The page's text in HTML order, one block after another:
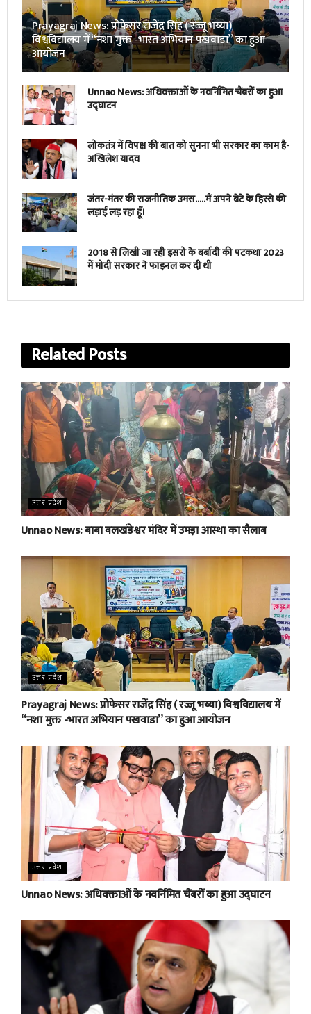
Prayagraj News: प्रोफेसर राजेंद्र सिंह ( रज्जू भय्या)
विश्वविद्यालय में “नशा मुक्त -भारत अभियान पखवाडा” का हुआ
आयोजन
Unnao News: अधिवक्ताओं के नवर्निमित चैंबरों का हुआ
उद्घाटन
लोकतंत्र में विपक्ष की बात को सुनना भी सरकार का काम है-
अखिलेश यादव
जंतर-मंतर की राजनीतिक उमस…..मैं अपने बेटे के हिस्से की
लड़ाई लड़ रहा हूँ।
2018 से लिखी जा रही इसरो के बर्बादी की पटकथा 2023
में मोदी सरकार ने फाइनल कर दी थी
RelatedPosts
उत्तर प्रदेश
Unnao News: बाबा बलखंडेश्वर मंदिर में उमड़ा आस्था का सैलाब
उत्तर प्रदेश
Prayagraj News: प्रोफेसर राजेंद्र सिंह ( रज्जू भय्या) विश्वविद्यालय में
“नशा मुक्त -भारत अभियान पखवाडा” का हुआ आयोजन
उत्तर प्रदेश
Unnao News: अधिवक्ताओं के नवर्निमित चैंबरों का हुआ उद्घाटन